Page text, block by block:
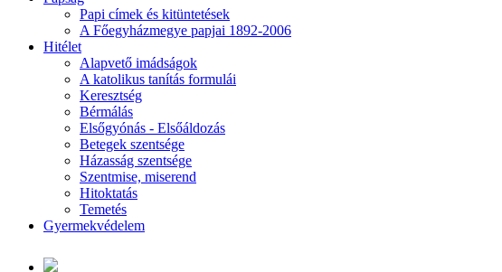
Papi címek és kitüntetések
A Főegyházmegye papjai 1892-2006
Hitélet
Alapvető imádságok
A katolikus tanítás formulái
Keresztség
Bérmálás
Elsőgyónás - Elsőáldozás
Betegek szentsége
Házasság szentsége
Szentmise, miserend
Hitoktatás
Temetés
Gyermekvédelem